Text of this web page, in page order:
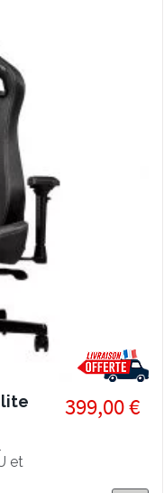
et
399,00 €